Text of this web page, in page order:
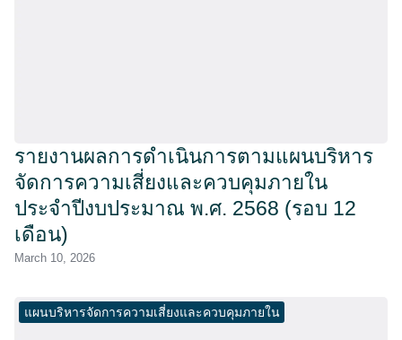
รายงานผลการดำเนินการตามแผนบริหาร
จัดการความเสี่ยงและควบคุมภายใน
ประจำปีงบประมาณ พ.ศ. 2568 (รอบ 12
เดือน)
March 10, 2026
แผนบริหารจัดการความเสี่ยงและควบคุมภายใน